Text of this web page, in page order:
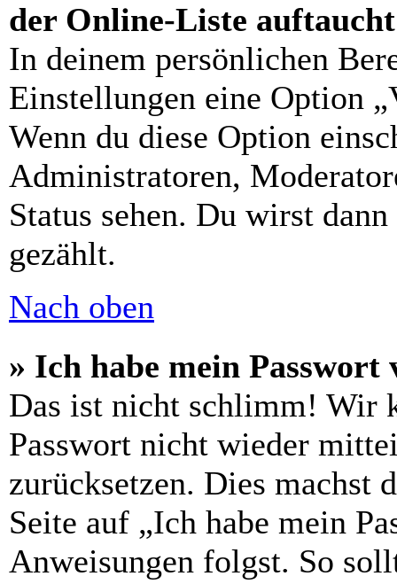
der Online-Liste
In deinem persönlichen
Einstellungen eine Option
Wenn du diese Option
Administratoren,
Status sehen. Du wirst
gezählt.
Nach oben
» Ich habe mein Passwort
Das ist nicht schlimm! Wir
Passwort nicht wieder
zurücksetzen. Dies machst
Seite auf „Ich habe mein
Anweisungen folgst. So